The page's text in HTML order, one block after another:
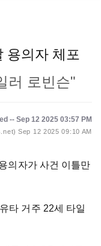
용의자 체포
러 로빈슨"
-- Sep 12 2025 03:57 PM
Sep 12 2025 09:10 AM
의자가 사건 이틀만
타 거주 22세 타일